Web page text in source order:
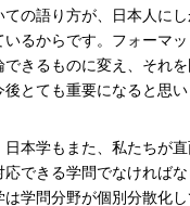
の語り方が、日本人に
いるからです。フォーマ
きるものに変え、それ
とても重要になると思い
日本学もまた、私たちが
できる学問でなければ
学問分野が個別分散化